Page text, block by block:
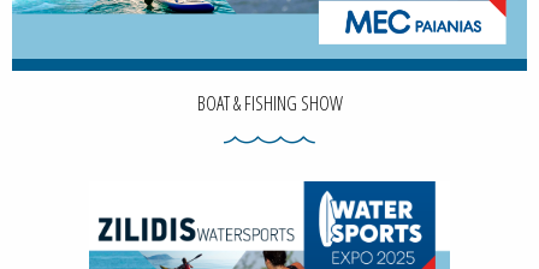
BOAT & FISHING SHOW